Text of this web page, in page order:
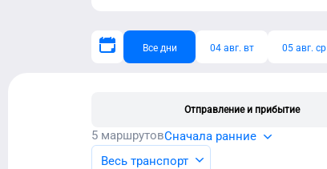
Все дни 04 авг. вт 05 авг. ср
Отправление и прибытие
5 маршрутовСначала ранние
Весь транспорт